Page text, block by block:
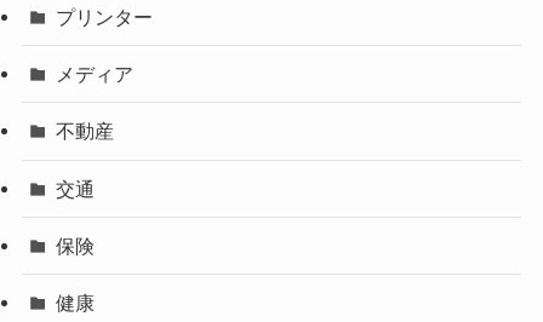
プリンター
メディア
不動産
交通
保険
健康